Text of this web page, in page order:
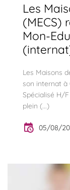
Les
(MECS)
Mon-
Les Maisons
son internat à
Spécialisé H/
plein (...)
05/08/